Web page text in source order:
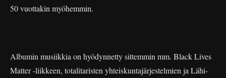
50 vuottakin myöhemmin.
Albumin musiikkia on hyödynnetty sittemmin mm. Black Lives
Matter -liikkeen, totalitaristen yhteiskuntajärjestelmien ja Lähi-